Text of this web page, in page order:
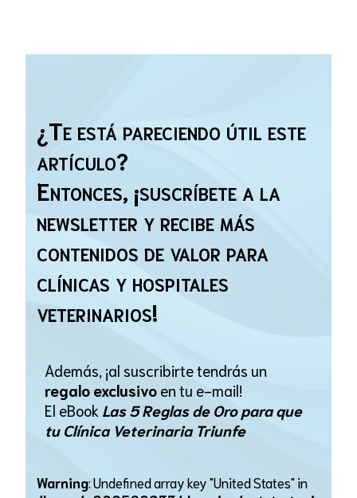
¿Te está pareciendo útil este
artículo?
Entonces, ¡suscríbete a la
newsletter y recibe más
contenidos de valor para
clínicas y hospitales
veterinarios!
Además, ¡al suscribirte tendrás un
regalo exclusivo en tu e-mail!
El eBook Las 5 Reglas de Oro para que
tu Clínica Veterinaria Triunfe
Warning: Undefined array key "United States" in